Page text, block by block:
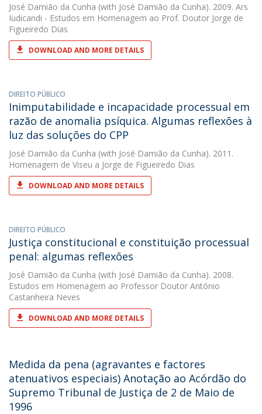
José Damião da Cunha (with José Damião da Cunha). 2009. Ars
Iudicandi - Estudos em Homenagem ao Prof. Doutor Jorge de
Figueiredo Dias
DOWNLOAD AND MORE DETAILS
DIREITO PÚBLICO
Inimputabilidade e incapacidade processual em
razão de anomalia psíquica. Algumas reflexões à
luz das soluções do CPP
José Damião da Cunha (with José Damião da Cunha). 2011.
Homenagem de Viseu a Jorge de Figueiredo Dias
DOWNLOAD AND MORE DETAILS
DIREITO PÚBLICO
Justiça constitucional e constituição processual
penal: algumas reflexões
José Damião da Cunha (with José Damião da Cunha). 2008.
Estudos em Homenagem ao Professor Doutor António
Castanheira Neves
DOWNLOAD AND MORE DETAILS
Medida da pena (agravantes e factores
atenuativos especiais) Anotação ao Acórdão do
Supremo Tribunal de Justiça de 2 de Maio de
1996